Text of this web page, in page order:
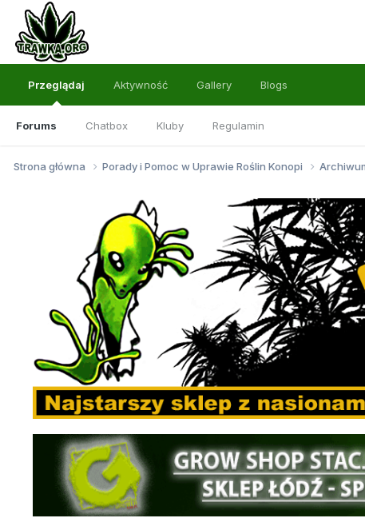
Przeglądaj
Forums Chatbox Kluby Regulamin
Aktywność Gallery Blogs
Strona główna Porady i Pomoc w Uprawie Roślin Konopi